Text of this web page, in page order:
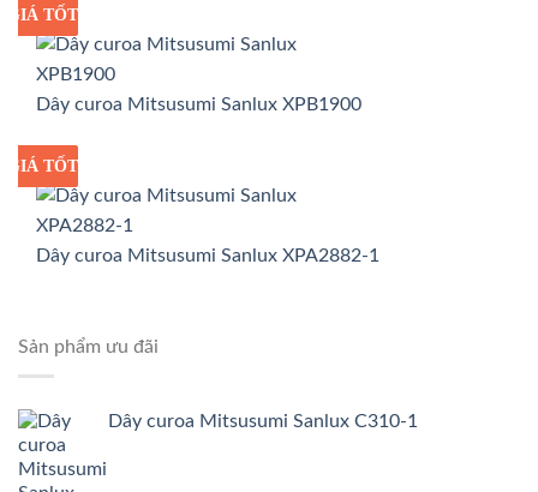
GIÁ SỈ
GIÁ TỐT
Dây curoa Mitsusumi Sanlux XPB1900
GIÁ SỈ
GIÁ TỐT
Dây curoa Mitsusumi Sanlux XPA2882-1
Sản phẩm ưu đãi
Dây curoa Mitsusumi Sanlux C310-1